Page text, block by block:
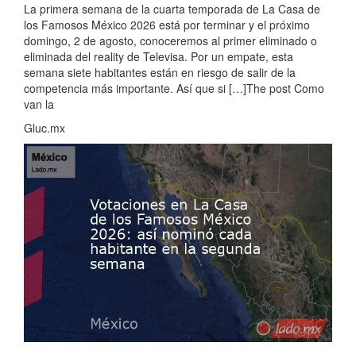
La primera semana de la cuarta temporada de La Casa de
los Famosos México 2026 está por terminar y el próximo
domingo, 2 de agosto, conoceremos al primer eliminado o
eliminada del reality de Televisa. Por un empate, esta
semana siete habitantes están en riesgo de salir de la
competencia más importante. Así que si […]The post Como
van la
Gluc.mx